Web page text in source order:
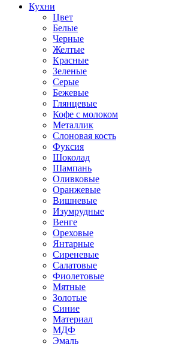
Кухни
Цвет
Белые
Черные
Желтые
Красные
Зеленые
Серые
Бежевые
Глянцевые
Кофе с молоком
Металлик
Слоновая кость
Фуксия
Шоколад
Шампань
Оливковые
Оранжевые
Вишневые
Изумрудные
Венге
Ореховые
Янтарные
Сиреневые
Салатовые
Фиолетовые
Мятные
Золотые
Синие
Материал
МДФ
Эмаль